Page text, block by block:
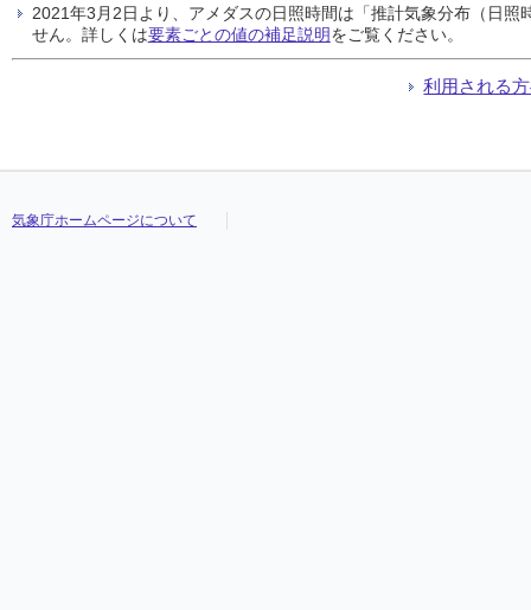
2021年3月2日より、アメダスの日照時間は「推計気象分布（日
せん。詳しくは要素ごとの値の補足説明をご覧ください。
利用される
気象庁ホームページについて